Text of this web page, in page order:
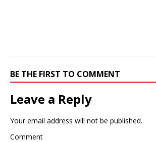
BE THE FIRST TO COMMENT
Leave a Reply
Your email address will not be published.
Comment